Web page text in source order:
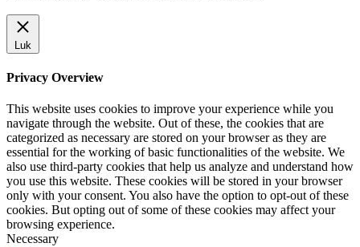
Luk
Privacy Overview
This website uses cookies to improve your experience while you
navigate through the website. Out of these, the cookies that are
categorized as necessary are stored on your browser as they are
essential for the working of basic functionalities of the website. We
also use third-party cookies that help us analyze and understand how
you use this website. These cookies will be stored in your browser
only with your consent. You also have the option to opt-out of these
cookies. But opting out of some of these cookies may affect your
browsing experience.
Necessary